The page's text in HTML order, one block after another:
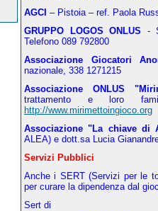
AGCI – Pistoia – ref. Paola
GRUPPO LOGOS ONLUS -
Telefono 089 792800
Associazione Giocatori
nazionale, 338 1271215
Associazione ONLUS
trattamento e loro
http://www.mirimettoingioco.org
Associazione "La chiave di
ALEA) e dott.sa Lucia
Servizi Pubblici
Anche i SERT (Servizi per le
per curare la dipendenza dal
Sert di